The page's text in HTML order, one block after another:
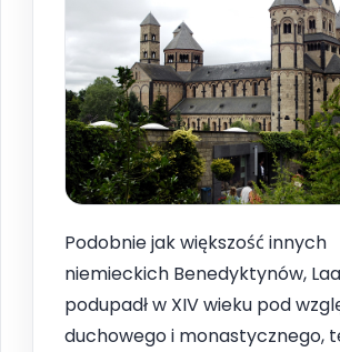
Podobnie jak większość innych
niemieckich Benedyktynów,
podupadł w XIV wieku pod
duchowego i monastycznego,